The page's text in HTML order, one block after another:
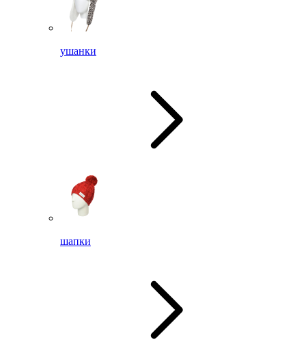
ушанки
шапки